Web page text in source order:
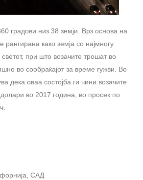
градови низ 38 земји. Врз основа на
како земја со најмногу
при што возачите трошат во
во сообраќајот за време гужви. Во
дека оваа состојба ги чини возачите
во 2017 година, во просек по
САД